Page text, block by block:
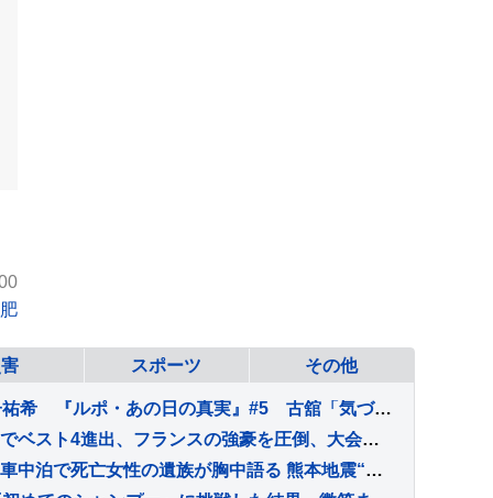
スポーツ その他
古舘佑太郎×山下幸輝×平子祐希 『ルポ・あの日の真実』#5 古舘「気づけば熱く語っていました」
張本智和がストレート勝ちでベスト4進出、フランスの強豪を圧倒、大会連覇まであと2つ【WTTチャンピオンズ横浜】
「ガソリン届けようと…」車中泊で死亡女性の遺族が胸中語る 熊本地震“見えづらい避難者”どう支えるか “要配慮者”避難の現状 子どもの心ケアする医師も【報道特集】